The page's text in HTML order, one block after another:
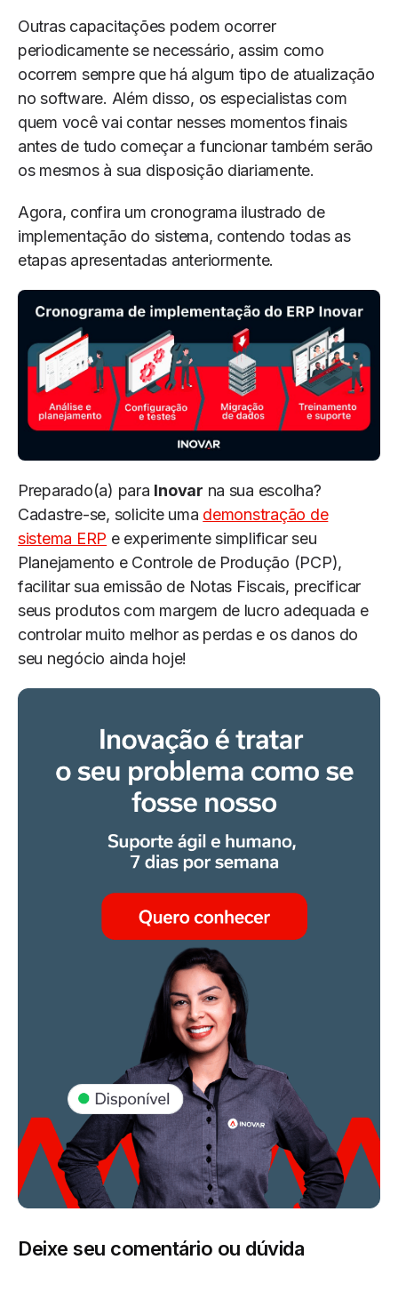
Outras capacitações podem ocorrer
periodicamente se necessário, assim como
ocorrem sempre que há algum tipo de atualização
no software. Além disso, os especialistas com
quem você vai contar nesses momentos finais
antes de tudo começar a funcionar também serão
os mesmos à sua disposição diariamente.
Agora, confira um cronograma ilustrado de
implementação do sistema, contendo todas as
etapas apresentadas anteriormente.
Preparado(a) para Inovar na sua escolha?
Cadastre-se, solicite uma demonstração de
sistema ERP e experimente simplificar seu
Planejamento e Controle de Produção (PCP),
facilitar sua emissão de Notas Fiscais, precificar
seus produtos com margem de lucro adequada e
controlar muito melhor as perdas e os danos do
seu negócio ainda hoje!
Deixe seu comentário ou dúvida